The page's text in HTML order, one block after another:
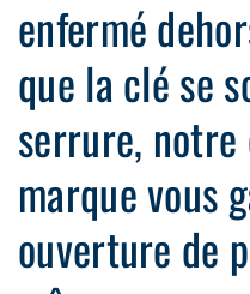
enfermé
que la clé se
serrure,
marque vous
ouverture de